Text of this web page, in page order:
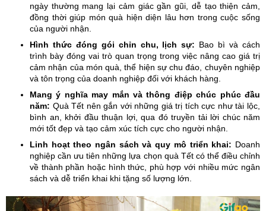
ngày thường mang lại cảm giác gần gũi, dễ tạo thiện cảm,
đồng thời giúp món quà hiện diện lâu hơn trong cuộc sống
của người nhận.
Hình thức đóng gói chỉn chu, lịch sự: Bao bì và cách
trình bày đóng vai trò quan trọng trong việc nâng cao giá trị
cảm nhận của món quà, thể hiện sự chu đáo, chuyên nghiệp
và tôn trọng của doanh nghiệp đối với khách hàng.
Mang ý nghĩa may mắn và thông điệp chúc phúc đầu
năm: Quà Tết nên gắn với những giá trị tích cực như tài lộc,
bình an, khởi đầu thuận lợi, qua đó truyền tải lời chúc năm
mới tốt đẹp và tạo cảm xúc tích cực cho người nhận.
Linh hoạt theo ngân sách và quy mô triển khai: Doanh
nghiệp cần ưu tiên những lựa chọn quà Tết có thể điều chỉnh
về thành phần hoặc hình thức, phù hợp với nhiều mức ngân
sách và dễ triển khai khi tặng số lượng lớn.